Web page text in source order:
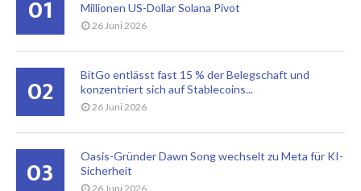
01
Millionen US-Dollar Solana Pivot
26 Juni 2026
02
BitGo entlässt fast 15 % der Belegschaft und
konzentriert sich auf Stablecoins...
26 Juni 2026
03
Oasis-Gründer Dawn Song wechselt zu Meta für KI-
Sicherheit
26 Juni 2026